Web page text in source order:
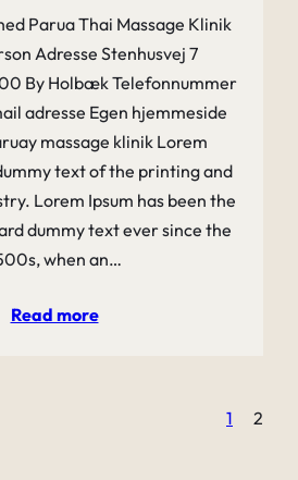
Parua Thai Massage Klinik
Adresse Stenhusvej 7
By Holbæk Telefonnummer
adresse Egen hjemmeside
massage klinik Lorem
text of the printing and
Lorem Ipsum has been the
dummy text ever since the
when an…
Read more
1 2